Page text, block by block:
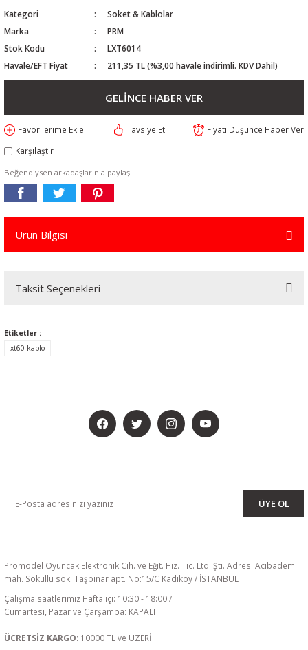
Kategori
Soket & Kablolar
Marka
PRM
Stok Kodu
LXT6014
Havale/EFT Fiyat
211,35 TL (%3,00 havale indirimli. KDV Dahil)
GELİNCE HABER VER
Tavsiye Et
Fiyatı Düşünce Haber Ver
Karşılaştır
Beğendiysen arkadaşlarınla paylaş...
Ürün Bilgisi
Taksit Seçenekleri
Etiketler :
xt60 kablo
ÜYE OL
Promodel Oyuncak Elektronik Cih. ve Eğit. Hiz. Tic. Ltd. Şti. Adres: Acıbadem
mah. Sokullu sok. Taşpınar apt. No:15/C Kadıköy / İSTANBUL
Çalışma saatlerimiz Hafta içi: 10:30 - 18:00 /
Cumartesi, Pazar ve Çarşamba: KAPALI
ÜCRETSİZ KARGO: 10000 TL ve ÜZERİ